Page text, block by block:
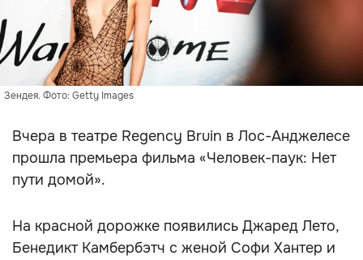
Зендея. Фото: Getty Images
Вчера в театре Regency Bruin в Лос-Анджелесе
прошла премьера фильма «Человек-паук: Нет
пути домой».
На красной дорожке появились Джаред Лето,
Бенедикт Камбербэтч с женой Софи Хантер и